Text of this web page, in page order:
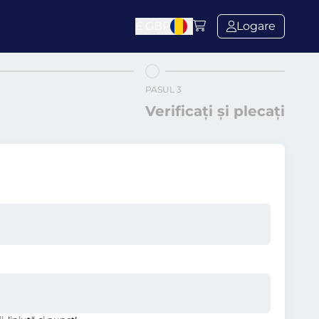
Logare
PASUL 3
Verificați și plecați